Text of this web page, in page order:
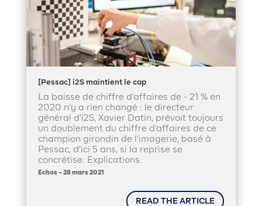
[Pessac] i2S maintient le cap
La baisse de chiffre d’affaires de - 21 % en
2020 n’y a rien changé : le directeur
général d’i2S, Xavier Datin, prévoit toujours
un doublement du chiffre d’affaires de ce
champion girondin de l’imagerie, basé à
Pessac, d’ici 5 ans, si la reprise se
concrétise. Explications.
Echos – 28 mars 2021
READ THE ARTICLE